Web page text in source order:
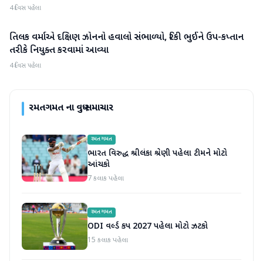
4 દિવસ પહેલા
રમતગમત
તિલક વર્માએ દક્ષિણ ઝોનનો હવાલો સંભાળ્યો, રિકી ભુઈને ઉપ-કપ્તાન
તરીકે નિયુક્ત કરવામાં આવ્યા
4 દિવસ પહેલા
રમતગમતના વધુ સમાચાર
રમતગમત
ભારત વિરુદ્ધ શ્રીલંકા શ્રેણી પહેલા ટીમને મોટો
આંચકો
7 કલાક પહેલા
રમતગમત
ODI વર્લ્ડ કપ 2027 પહેલા મોટો ઝટકો
15 કલાક પહેલા